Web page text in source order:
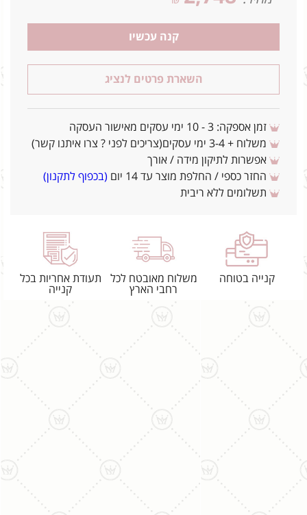
קנה עכשיו
השארת פרטים לנציג
זמן אספקה: 3 - 10 ימי עסקים מאישור העסקה
משלוח + 3-4 ימי עסקים(צריכים לפני ? צרו איתנו קשר)
אפשרות לתיקון מידה / אורך
החזר כספי / החלפת מוצר עד 14 יום
(בכפוף לתקנון)
תשלומים ללא ריבית
קנייה בטוחה
משלוח מאובטח לכל
רחבי הארץ
תעודת אחריות בכל
קנייה